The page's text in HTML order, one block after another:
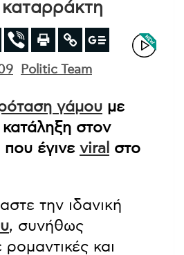
Politic Team
γάμου με
στον
έγινε viral στο
την ιδανική
, συνήθως
και